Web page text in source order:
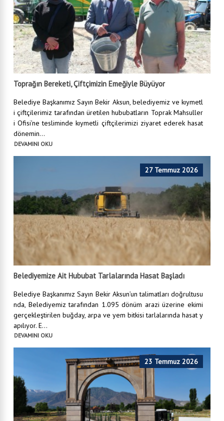
Toprağın Bereketi, Çiftçimizin Emeğiyle Büyüyor
Belediye Başkanımız Sayın Bekir Aksun, belediyemiz ve kıymetl
i çiftçilerimiz tarafından üretilen hububatların Toprak Mahsuller
i Ofisi’ne tesliminde kıymetli çiftçilerimizi ziyaret ederek hasat
dönemin...
DEVAMINI OKU
27 Temmuz 2026
Belediyemize Ait Hububat Tarlalarında Hasat Başladı
Belediye Başkanımız Sayın Bekir Aksun’un talimatları doğrultusu
nda, Belediyemiz tarafından 1.095 dönüm arazi üzerine ekimi
gerçekleştirilen buğday, arpa ve yem bitkisi tarlalarında hasat y
apılıyor. E...
DEVAMINI OKU
23 Temmuz 2026